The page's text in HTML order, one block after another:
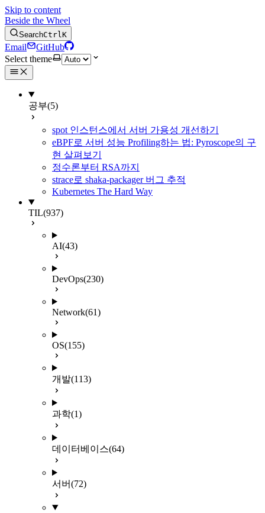
Skip to content
Beside the Wheel
SearchCtrlK
Email
GitHub
Select theme
공부(5)
spot 인스턴스에서 서버 가용성 개선하기
eBPF로 서버 성능 Profiling하는 법: Pyroscope의 구
현 살펴보기
정수론부터 RSA까지
strace로 shaka-packager 버그 추적
Kubernetes The Hard Way
TIL(937)
AI(43)
DevOps(230)
Network(61)
OS(155)
개발(113)
과학(1)
데이터베이스(64)
서버(72)